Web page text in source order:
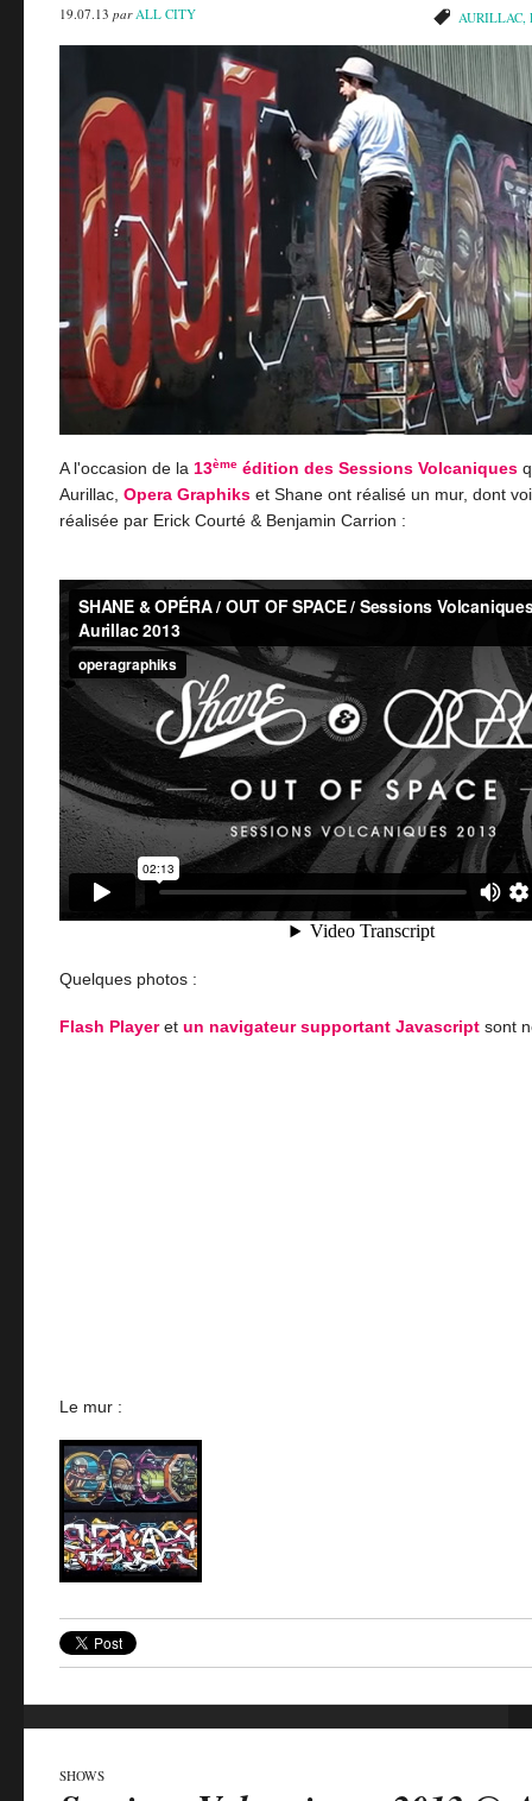
19.07.13 parALL CITY AURILLAC,
A l'occasion de la 13ème édition des Sessions Volcaniques
Aurillac, Opera Graphiks et Shane ont réalisé un mur, dont
réalisée par Erick Courté & Benjamin Carrion :
Quelques photos :
Flash Playeret un navigateur supportant Javascript sont
Le mur :
SHOWS